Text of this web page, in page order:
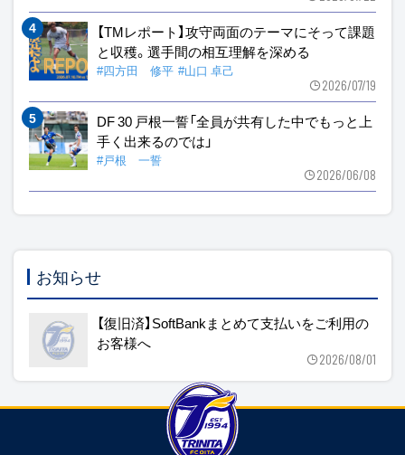
【TMレポート】攻守両面のテーマにそって課題
と収穫。選手間の相互理解を深める
#四方田 修平 #山口 卓己
2026/07/19
DF 30 戸根一誓「全員が共有した中でもっと上
手く出来るのでは」
#戸根 一誓
2026/06/08
お知らせ
【復旧済】SoftBankまとめて支払いをご利用の
お客様へ
2026/08/01